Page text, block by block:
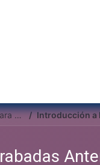
Clases Grabadas Anteriores (Material de apoyo para alumnos) Introducción a la